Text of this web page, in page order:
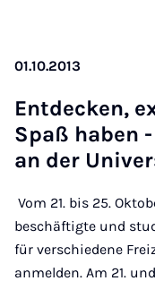
01.10.2013
Ent­de­cken,
Spaß ha­ben
an der
Vom 21. bis 25.
beschäftigte und
für verschiedene
anmelden. Am 21.